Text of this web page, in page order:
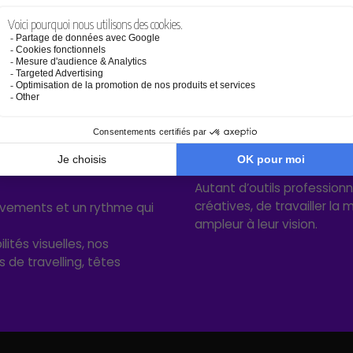
Dzofilm monture
4/3 - Dzofilm Optiques fixe Veydra
monture E - VEYDA
et un rythme qui
visuelles, nos
de travelling, têtes
Autant d’outils
créatives, de travailler la
ampleur à leur vision.